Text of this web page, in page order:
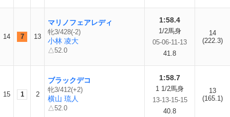
14 7 13
マリノフェアレディ
牝3/428(-2)
小林 凌大
△52.0
1:58.4
1/2馬身
05-06-11-13
41.8
14
(222.3)
15 1 2
ブラックデコ
牝3/412(+2)
横山 琉人
△52.0
1:58.7
1 1/2馬身
13-13-15-15
40.8
13
(165.1)